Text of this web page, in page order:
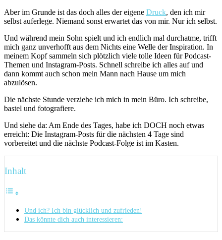
Aber im Grunde ist das doch alles der eigene Druck, den ich mir
selbst auferlege. Niemand sonst erwartet das von mir. Nur ich selbst.
Und während mein Sohn spielt und ich endlich mal durchatme, trifft
mich ganz unverhofft aus dem Nichts eine Welle der Inspiration. In
meinem Kopf sammeln sich plötzlich viele tolle Ideen für Podcast-
Themen und Instagram-Posts. Schnell schreibe ich alles auf und
dann kommt auch schon mein Mann nach Hause um mich
abzulösen.
Die nächste Stunde verziehe ich mich in mein Büro. Ich schreibe,
bastel und fotografiere.
Und siehe da: Am Ende des Tages, habe ich DOCH noch etwas
erreicht: Die Instagram-Posts für die nächsten 4 Tage sind
vorbereitet und die nächste Podcast-Folge ist im Kasten.
Inhalt
Und ich? Ich bin glücklich und zufrieden!
Das könnte dich auch interessieren: